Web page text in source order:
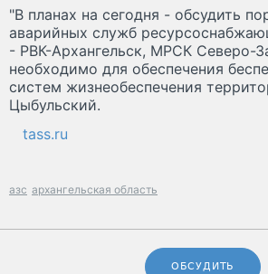
"В планах на сегодня - обсудить
аварийных служб
- РВК-Архангельск, МРСК Северо-
необходимо для обеспечения
систем жизнеобеспечения
Цыбульский.
tass.ru
азс архангельская область
ОБСУДИТЬ